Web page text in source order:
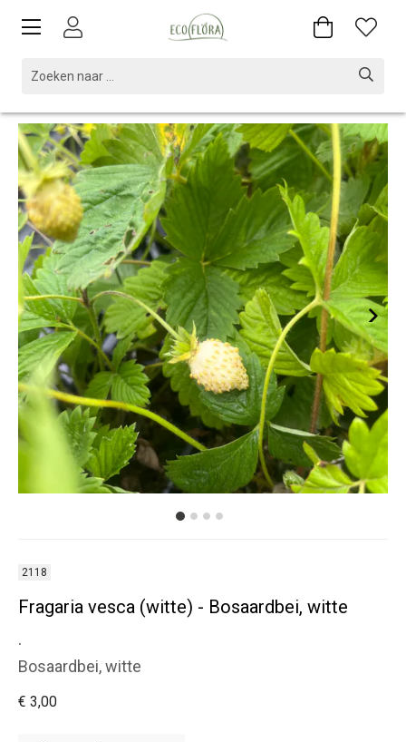
2118
Fragaria vesca (witte) - Bosaardbei, witte
.
Bosaardbei, witte
€ 3,00